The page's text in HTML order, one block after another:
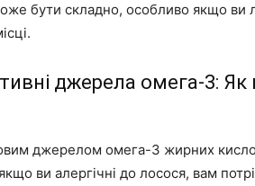
бути складно, особливо якщо ви
джерела омега-3: Як
джерелом омега-3 жирних
ви алергічні до лосося, вам